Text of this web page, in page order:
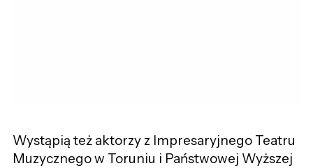
Wystąpią też aktorzy z Impresaryjnego Teatru
Muzycznego w Toruniu i Państwowej Wyższej